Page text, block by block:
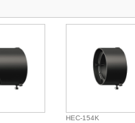
HEC-154K